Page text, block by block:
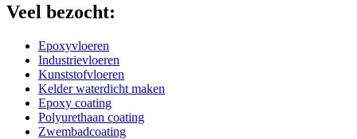
Veel bezocht:
Epoxyvloeren
Industrievloeren
Kunststofvloeren
Kelder waterdicht maken
Epoxy coating
Polyurethaan coating
Zwembadcoating